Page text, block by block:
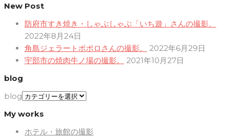
New Post
防府市すき焼き・しゃぶしゃぶ「いち遊」さんの撮影。
2022年8月24日
角島ジェラートポポロさんの撮影。
2022年6月29日
宇部市の焼肉牛ノ場の撮影。
2021年10月27日
blog
blog
My works
ホテル・旅館の撮影